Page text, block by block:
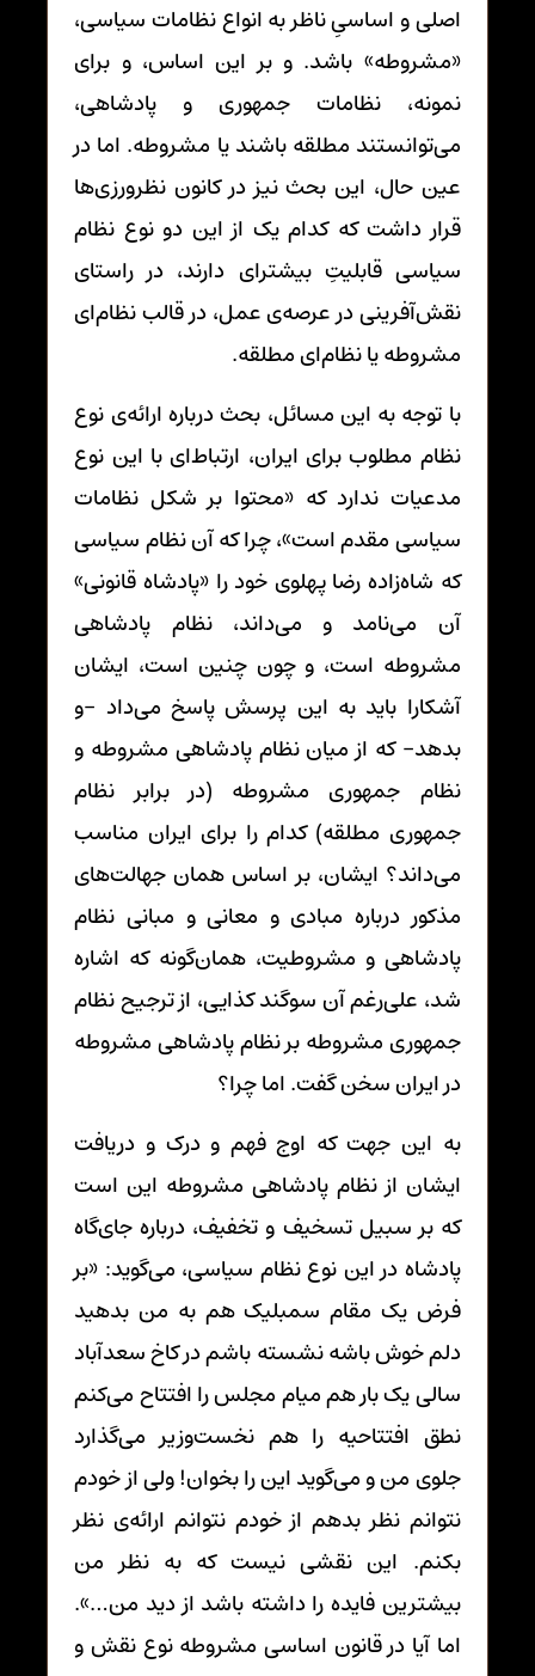
اصلی و اساسیِ ناظر به انواع نظامات سیاسی،
«مشروطه» باشد. و بر این اساس، و برای
نمونه، نظامات جمهوری و پادشاهی،
می‌توانستند مطلقه باشند یا مشروطه. اما در
عین حال، این بحث نیز در کانون نظرورزی‌ها
قرار داشت که کدام یک از این دو نوع نظام
سیاسی قابلیتِ بیشترای دارند، در راستای
نقش‌آفرینی در عرصه‌ی عمل، در قالب نظام‌ای
مشروطه یا نظام‌ای مطلقه.
با توجه به این مسائل، بحث درباره ارائه‌ی نوع
نظام مطلوب برای ایران، ارتباط‌ای با این نوع
مدعیات ندارد که «محتوا بر شکل نظامات
سیاسی مقدم است»، چرا که آن نظام سیاسی
که شاه‌زاده رضا پهلوی خود را «پادشاه قانونی»
آن می‌نامد و می‌داند، نظام پادشاهی
مشروطه است، و چون چنین است، ایشان
آشکارا باید به این پرسش پاسخ می‌داد –و
بدهد– که از میان نظام پادشاهی مشروطه و
نظام جمهوری مشروطه (در برابر نظام
جمهوری مطلقه) کدام را برای ایران مناسب
می‌داند؟ ایشان، بر اساس همان جهالت‌های
مذکور درباره مبادی و معانی و مبانی نظام
پادشاهی و مشروطیت، همان‌گونه که اشاره
شد، علی‌رغم آن سوگند کذایی، از ترجیح نظام
جمهوری مشروطه بر نظام پادشاهی مشروطه
در ایران سخن گفت. اما چرا؟
به این جهت که اوج فهم و درک و دریافت
ایشان از نظام پادشاهی مشروطه این است
که بر سبیل تسخیف و تخفیف، درباره جای‌گاه
پادشاه در این نوع نظام سیاسی، می‌گوید: «بر
فرض یک مقام سمبلیک هم به من بدهید
دلم خوش باشه نشسته باشم در کاخ سعدآباد
سالی یک بار هم میام مجلس را افتتاح می‌کنم
نطق افتتاحیه را هم نخست‌وزیر می‌گذارد
جلوی من و می‌گوید این را بخوان! ولی از خودم
نتوانم نظر بدهم از خودم نتوانم ارائه‌ی نظر
بکنم. این نقشی نیست که به نظر من
بیشترین فایده را داشته باشد از دید من…».
اما آیا در قانون اساسی مشروطه نوع نقش و